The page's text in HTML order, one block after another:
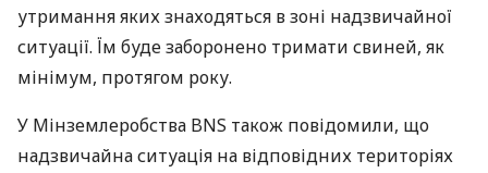
утримання яких знаходяться в зоні надзвичайної
ситуації. Їм буде заборонено тримати свиней, як
мінімум, протягом року.
У Мінземлеробства BNS також повідомили, що
надзвичайна ситуація на відповідних територіях